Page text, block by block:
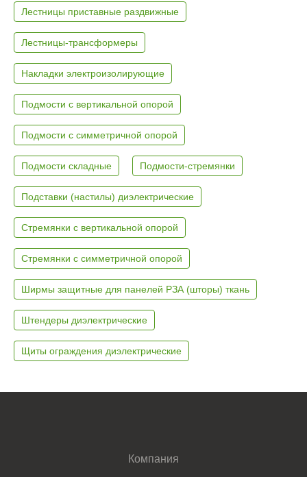
Лестницы приставные раздвижные
Лестницы-трансформеры
Накладки электроизолирующие
Подмости с вертикальной опорой
Подмости с симметричной опорой
Подмости складные Подмости-стремянки
Подставки (настилы) диэлектрические
Стремянки с вертикальной опорой
Стремянки с симметричной опорой
Ширмы защитные для панелей РЗА (шторы) ткань
Штендеры диэлектрические
Щиты ограждения диэлектрические
Компания